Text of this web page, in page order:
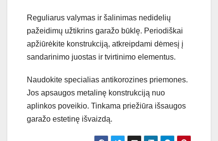
Reguliarus valymas ir šalinimas nedidelių
pažeidimų užtikrins garažo būklę. Periodiškai
apžiūrėkite konstrukciją, atkreipdami dėmesį į
sandarinimo juostas ir tvirtinimo elementus.
Naudokite specialias antikorozines priemones.
Jos apsaugos metalinę konstrukciją nuo
aplinkos poveikio. Tinkama priežiūra išsaugos
garažo estetinę išvaizdą.